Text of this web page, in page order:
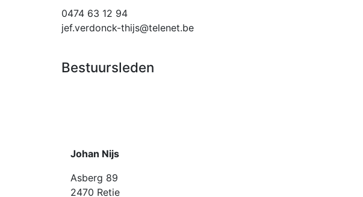
0474 63 12 94
jef.verdonck-thijs@telenet.be
Bestuursleden
Johan Nijs
Asberg 89
2470 Retie